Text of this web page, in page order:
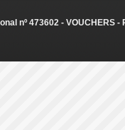
nº 473602 - VOUCHERS